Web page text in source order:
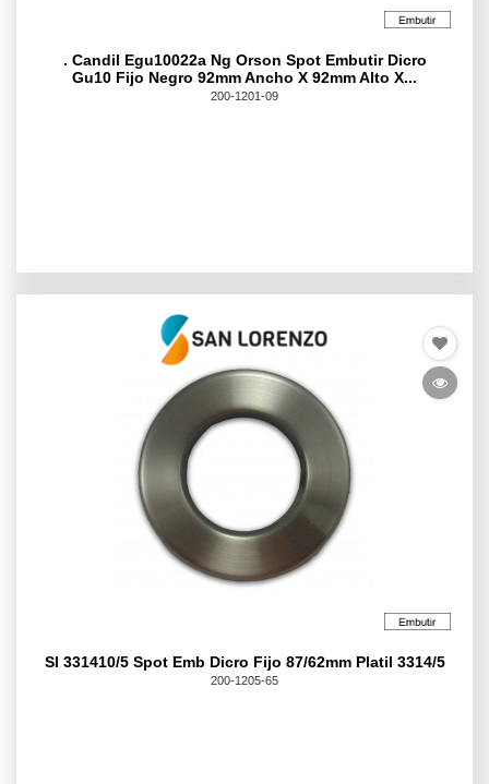
. Candil Egu10022a Ng Orson Spot Embutir Dicro
Gu10 Fijo Negro 92mm Ancho X 92mm Alto X...
200-1201-09
Sl 331410/5 Spot Emb Dicro Fijo 87/62mm Platil 3314/5
200-1205-65